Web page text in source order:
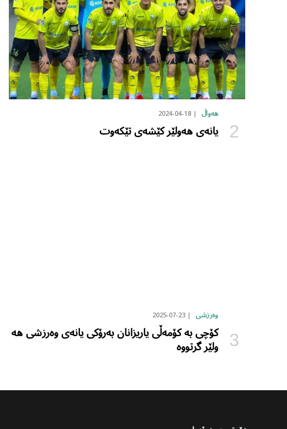
هەواڵ 2024-04-18
یانەی هەولێر کێشەی تێکەوت
وەرزشی 2025-07-23
کۆچی بە کۆمەڵی یاریزانان بەرۆکی یانەی وەرزشی هە
ولێر گرتووە